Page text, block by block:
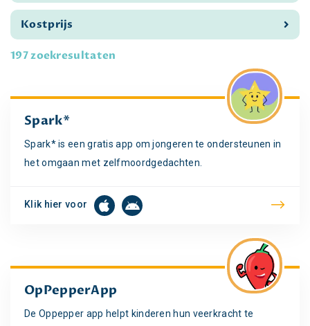
Kostprijs
197 zoekresultaten
Spark*
Spark* is een gratis app om jongeren te ondersteunen in
het omgaan met zelfmoordgedachten.
Klik hier voor
OpPepperApp
De Oppepper app helpt kinderen hun veerkracht te